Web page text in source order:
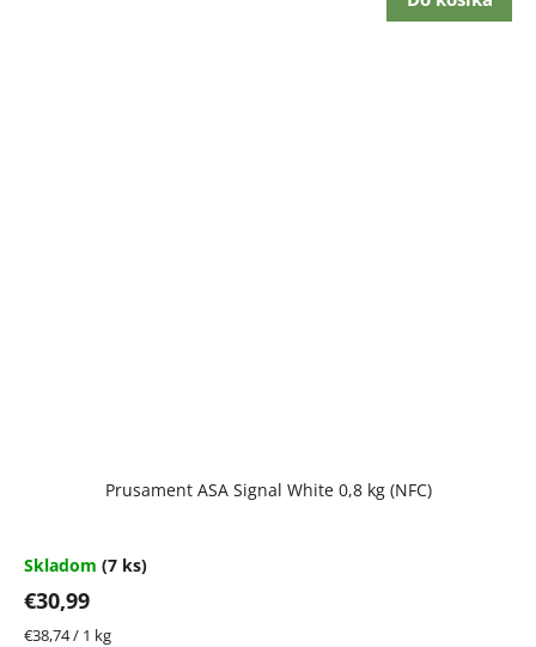
Prusament ASA Signal White 0,8 kg (NFC)
Skladom (7 ks)
€30,99
Jednotková
€38,74 / 1 kg